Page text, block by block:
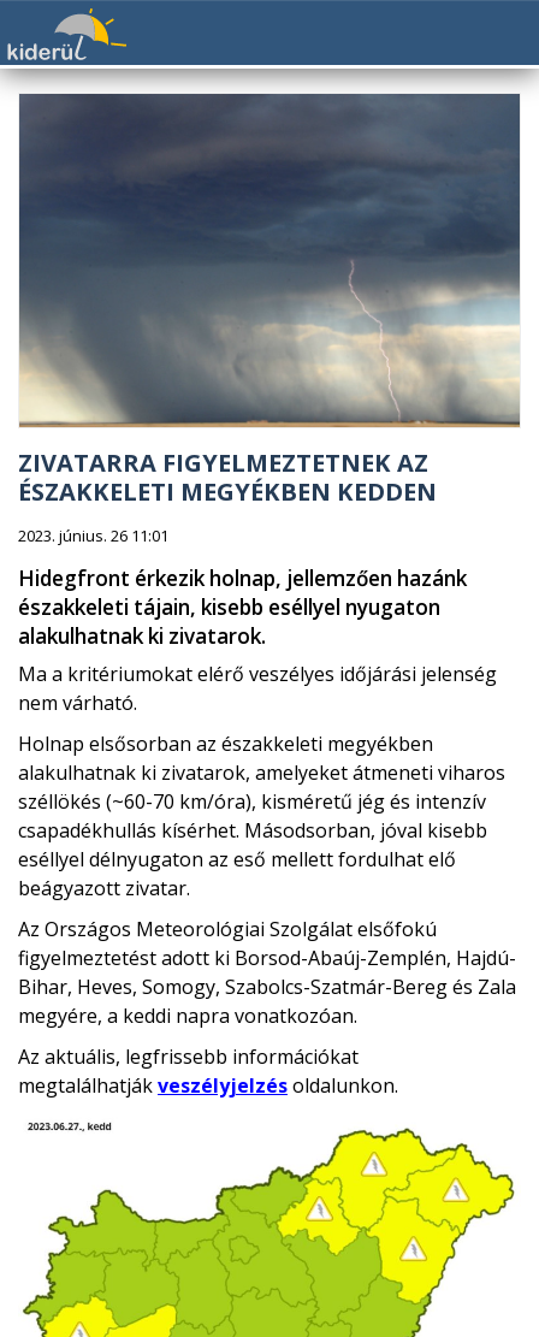
ZIVATARRA FIGYELMEZTETNEK AZ
ÉSZAKKELETI MEGYÉKBEN KEDDEN
2023. június. 26 11:01
Hidegfront érkezik holnap, jellemzően hazánk
északkeleti tájain, kisebb eséllyel nyugaton
alakulhatnak ki zivatarok.
Ma a kritériumokat elérő veszélyes időjárási jelenség
nem várható.
Holnap elsősorban az északkeleti megyékben
alakulhatnak ki zivatarok, amelyeket átmeneti viharos
széllökés (~60-70 km/óra), kisméretű jég és intenzív
csapadékhullás kísérhet. Másodsorban, jóval kisebb
eséllyel délnyugaton az eső mellett fordulhat elő
beágyazott zivatar.
Az Országos Meteorológiai Szolgálat elsőfokú
figyelmeztetést adott ki Borsod-Abaúj-Zemplén, Hajdú-
Bihar, Heves, Somogy, Szabolcs-Szatmár-Bereg és Zala
megyére, a keddi napra vonatkozóan.
Az aktuális, legfrissebb információkat
megtalálhatjákveszélyjelzésoldalunkon.